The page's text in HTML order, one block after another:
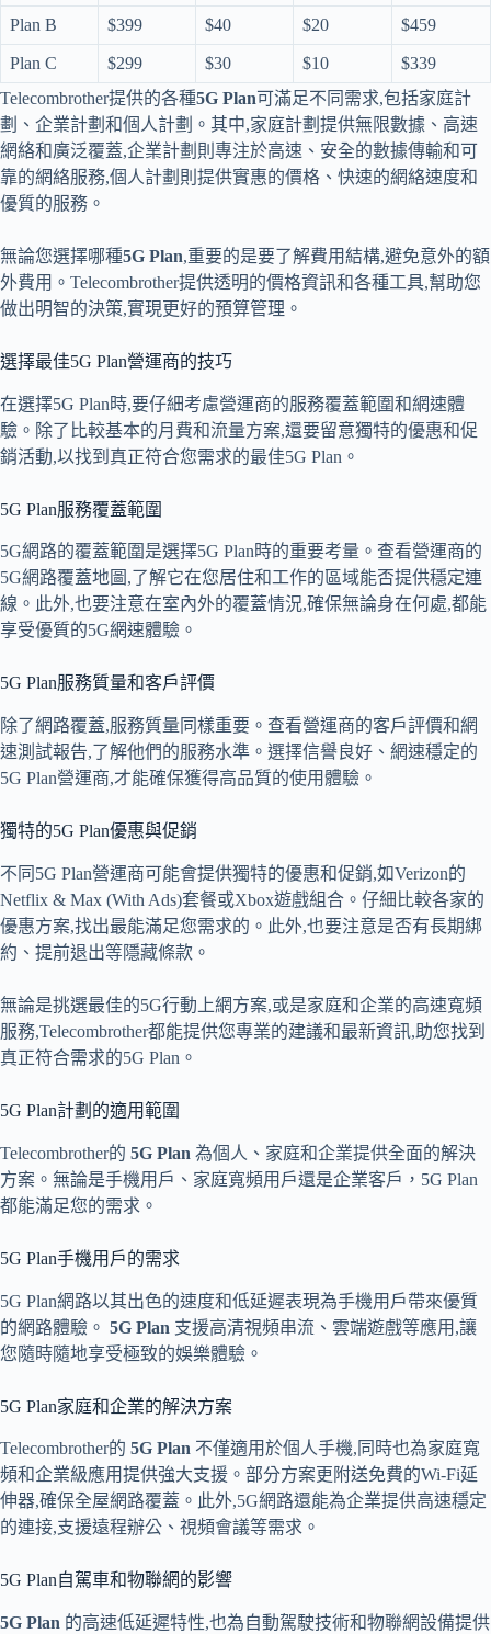
Plan B $399 $40 $20 $459
Plan C $299 $30 $10
$339
Telecombrother提供的各種5G Plan可滿足不同需求,包括家庭計
劃、企業計劃和個人計劃。其中,家庭計劃提供無限數據、高速
網絡和廣泛覆蓋,企業計劃則專注於高速、安全的數據傳輸和可
靠的網絡服務,個人計劃則提供實惠的價格、快速的網絡速度和
優質的服務。
無論您選擇哪種5G Plan,重要的是要了解費用結構,避免意外的額
外費用。Telecombrother提供透明的價格資訊和各種工具,幫助您
做出明智的決策,實現更好的預算管理。
選擇最佳5G Plan營運商的技巧
在選擇5G Plan時,要仔細考慮營運商的服務覆蓋範圍和網速體
驗。除了比較基本的月費和流量方案,還要留意獨特的優惠和促
銷活動,以找到真正符合您需求的最佳5G Plan。
5G Plan服務覆蓋範圍
5G網路的覆蓋範圍是選擇5G Plan時的重要考量。查看營運商的
5G網路覆蓋地圖,了解它在您居住和工作的區域能否提供穩定連
線。此外,也要注意在室內外的覆蓋情況,確保無論身在何處,都能
享受優質的5G網速體驗。
5G Plan服務質量和客戶評價
除了網路覆蓋,服務質量同樣重要。查看營運商的客戶評價和網
速測試報告,了解他們的服務水準。選擇信譽良好、網速穩定的
5G Plan營運商,才能確保獲得高品質的使用體驗。
獨特的5G Plan優惠與促銷
不同5G Plan營運商可能會提供獨特的優惠和促銷,如Verizon的
Netflix & Max (With Ads)套餐或Xbox遊戲組合。仔細比較各家的
優惠方案,找出最能滿足您需求的。此外,也要注意是否有長期綁
約、提前退出等隱藏條款。
無論是挑選最佳的5G行動上網方案,或是家庭和企業的高速寬頻
服務,Telecombrother都能提供您專業的建議和最新資訊,助您找到
真正符合需求的5G Plan。
5G Plan計劃的適用範圍
Telecombrother的 5G Plan 為個人、家庭和企業提供全面的解決
方案。無論是手機用戶、家庭寬頻用戶還是企業客戶，5G Plan
都能滿足您的需求。
5G Plan手機用戶的需求
5G Plan網路以其出色的速度和低延遲表現為手機用戶帶來優質
的網路體驗。 5G Plan 支援高清視頻串流、雲端遊戲等應用,讓
您隨時隨地享受極致的娛樂體驗。
5G Plan家庭和企業的解決方案
Telecombrother的 5G Plan 不僅適用於個人手機,同時也為家庭寬
頻和企業級應用提供強大支援。部分方案更附送免費的Wi-Fi延
伸器,確保全屋網路覆蓋。此外,5G網路還能為企業提供高速穩定
的連接,支援遠程辦公、視頻會議等需求。
5G Plan自駕車和物聯網的影響
5G Plan 的高速低延遲特性,也為自動駕駛技術和物聯網設備提供